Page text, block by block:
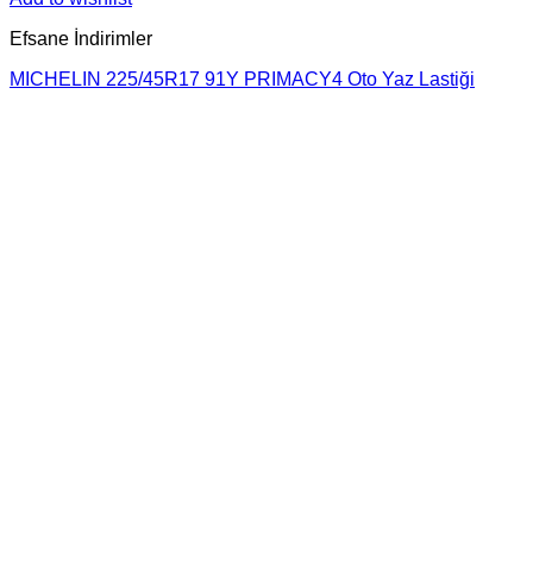
Efsane İndirimler
MICHELIN 225/45R17 91Y PRIMACY4 Oto Yaz Lastiği